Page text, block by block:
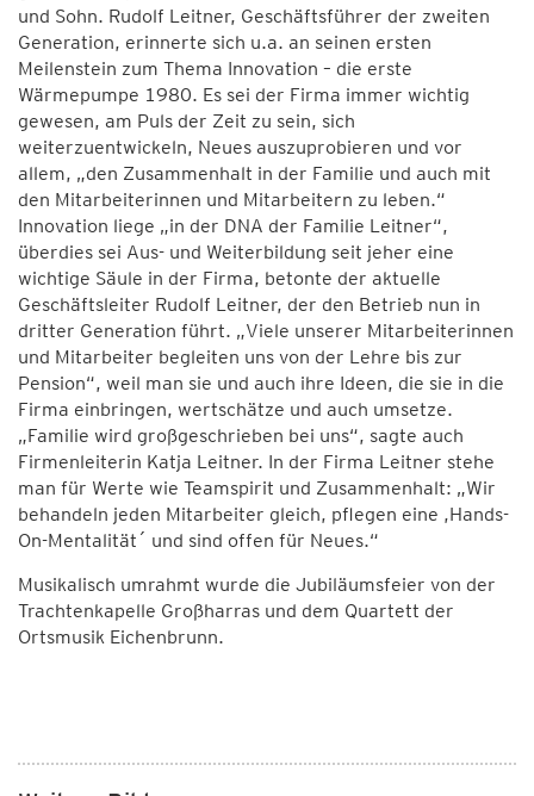
und Sohn. Rudolf Leitner, Geschäftsführer der zweiten
Generation, erinnerte sich u.a. an seinen ersten
Meilenstein zum Thema Innovation – die erste
Wärmepumpe 1980. Es sei der Firma immer wichtig
gewesen, am Puls der Zeit zu sein, sich
weiterzuentwickeln, Neues auszuprobieren und vor
allem, „den Zusammenhalt in der Familie und auch mit
den Mitarbeiterinnen und Mitarbeitern zu leben.“
Innovation liege „in der DNA der Familie Leitner“,
überdies sei Aus- und Weiterbildung seit jeher eine
wichtige Säule in der Firma, betonte der aktuelle
Geschäftsleiter Rudolf Leitner, der den Betrieb nun in
dritter Generation führt. „Viele unserer Mitarbeiterinnen
und Mitarbeiter begleiten uns von der Lehre bis zur
Pension“, weil man sie und auch ihre Ideen, die sie in die
Firma einbringen, wertschätze und auch umsetze.
„Familie wird großgeschrieben bei uns“, sagte auch
Firmenleiterin Katja Leitner. In der Firma Leitner stehe
man für Werte wie Teamspirit und Zusammenhalt: „Wir
behandeln jeden Mitarbeiter gleich, pflegen eine ,Hands-
On-Mentalität´ und sind offen für Neues.“
Musikalisch umrahmt wurde die Jubiläumsfeier von der
Trachtenkapelle Großharras und dem Quartett der
Ortsmusik Eichenbrunn.